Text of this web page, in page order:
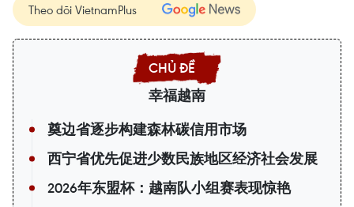
Theo dõi VietnamPlus
幸福越南
奠边省逐步构建森林碳信用市场
西宁省优先促进少数民族地区经济社会发展
2026年东盟杯：越南队小组赛表现惊艳